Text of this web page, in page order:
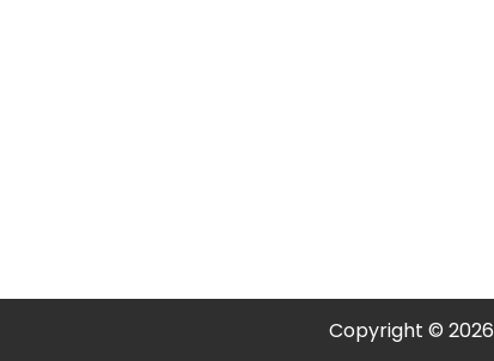
Copyright © 2026